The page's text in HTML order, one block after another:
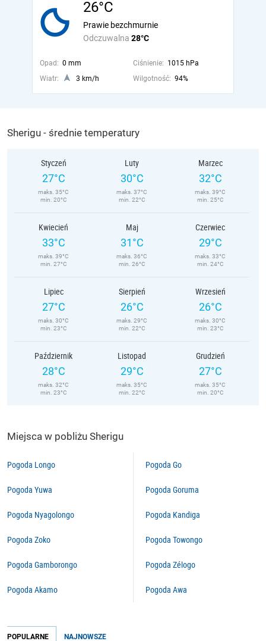
26°C
Odczuwalna 28°C
Prawie bezchmurnie
Opad: 0 mm Ciśnienie: 1015 hPa
Wiatr:
3 km/h Wilgotność: 94%
Sherigu - średnie temperatury
Styczeń
27°C
maks. 35°C
min. 20°C
Luty
30°C
maks. 37°C
min. 22°C
Marzec
32°C
maks. 39°C
min. 25°C
Kwiecień
33°C
maks. 39°C
min. 27°C
Maj
31°C
maks. 36°C
min. 26°C
Czerwiec
29°C
maks. 33°C
min. 24°C
Lipiec
27°C
maks. 30°C
min. 23°C
Sierpień
26°C
maks. 29°C
min. 22°C
Wrzesień
26°C
maks. 30°C
min. 23°C
Październik
28°C
maks. 32°C
min. 23°C
Listopad
29°C
maks. 35°C
min. 22°C
Grudzień
27°C
maks. 35°C
min. 20°C
Miejsca w pobliżu Sherigu
Pogoda Longo
Pogoda Yuwa
Pogoda Nyagolongo
Pogoda Zoko
Pogoda Gamborongo
Pogoda Akamo
Pogoda Go
Pogoda Goruma
Pogoda Kandiga
Pogoda Towongo
Pogoda Zélogo
Pogoda Awa
POPULARNE NAJNOWSZE